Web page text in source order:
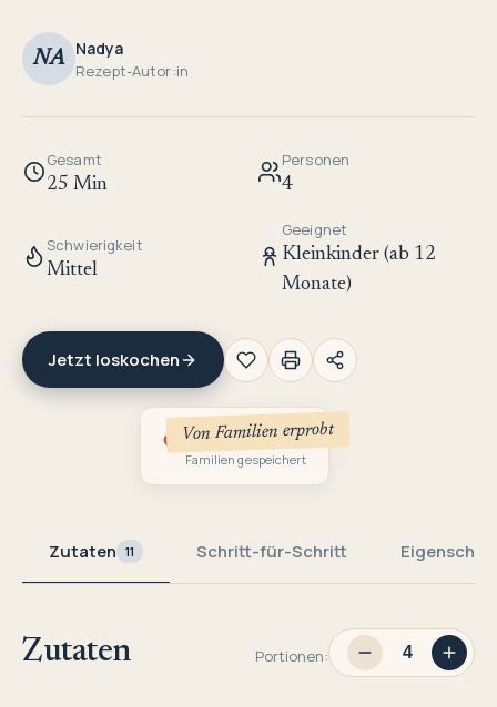
NA Nadya
Rezept-Autor:in
Gesamt
25 Min
Personen
4
Schwierigkeit
Mittel
Geeignet
Kleinkinder (ab 12
Monate)
Jetzt loskochen
Von Familien erprobt
1
Familien gespeichert
Zutaten 11 Schritt-für-Schritt
Zutaten Portionen: